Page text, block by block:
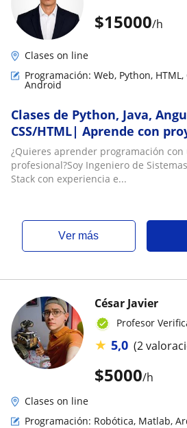
$15000/h
Clases on line
Programación: Web, Python, HTML,
Android
Clases de Python, Java,
CSS/HTML| Aprende con
¿Quieres aprender programación
profesional?Soy Ingeniero de
Stack con experiencia e...
ver más
$5000/h
César Javier
Profesor
★ 5,0 (2
Clases on line
Programación: Robótica, Matlab,